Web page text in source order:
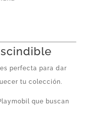
perfecta para dar
tu colección.
que buscan